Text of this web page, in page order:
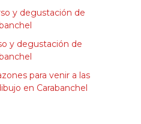
y degustación de
y degustación de
para venir a las
en Carabanchel